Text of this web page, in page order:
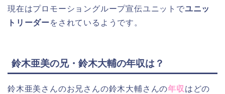
現在はプロモーショングループ宣伝ユニットでユニッ
トリーダーをされているようです。
鈴木亜美の兄・鈴木大輔の年収は？
鈴木亜美さんのお兄さんの鈴木大輔さんの年収 はどの